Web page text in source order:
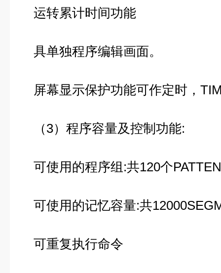
运转累计时间功能
具单独程序编辑画面。
屏幕显示保护功能可作定时，
（3）程序容量及控制功能:
可使用的程序组:共120个
可使用的记忆容量:共
可重复执行命令